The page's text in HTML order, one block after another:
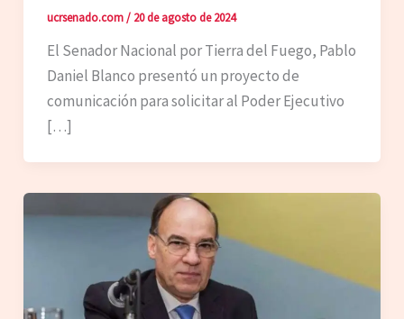
ucrsenado.com/ 20 de agosto de 2024
El Senador Nacional por Tierra del Fuego, Pablo
Daniel Blanco presentó un proyecto de
comunicación para solicitar al Poder Ejecutivo
[…]